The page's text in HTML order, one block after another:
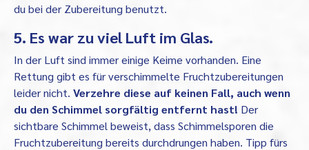
du bei der Zubereitung benutzt.
5. Es war zu viel Luft im Glas.
In der Luft sind immer einige Keime vorhanden. Eine
Rettung gibt es für verschimmelte Fruchtzubereitungen
leider nicht. Verzehre diese auf keinen Fall, auch wenn
du den Schimmel sorgfältig entfernt hast! Der
sichtbare Schimmel beweist, dass Schimmelsporen die
Fruchtzubereitung bereits durchdrungen haben. Tipp fürs